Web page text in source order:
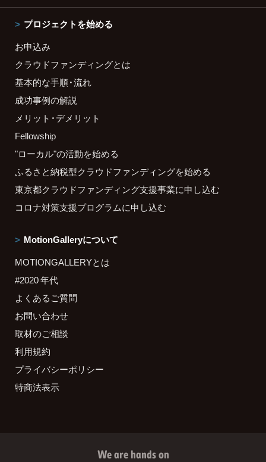
プロジェクトを始める
お申込み
クラウドファンディングとは
基本的な手順・流れ
成功事例の解説
メリット・デメリット
Fellowship
"ローカル"の活動を始める
ふるさと納税型クラウドファンディングを始める
東京都クラウドファンディング支援事業に申し込む
コロナ対策支援プログラムに申し込む
MotionGalleryについて
MOTIONGALLERYとは
#2020 年代
よくあるご質問
お問い合わせ
取材のご相談
利用規約
プライバシーポリシー
特商法表示
We are hands on